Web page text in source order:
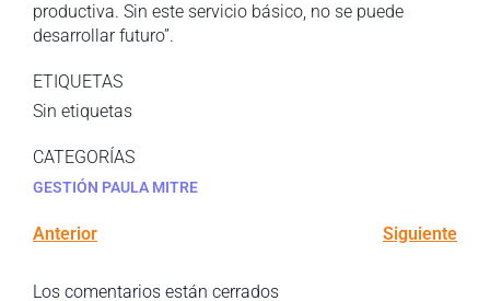
productiva. Sin este servicio básico, no se puede
desarrollar futuro”.
ETIQUETAS
Sin etiquetas
CATEGORÍAS
GESTIÓN PAULA MITRE
Anterior Siguiente
Los comentarios están cerrados